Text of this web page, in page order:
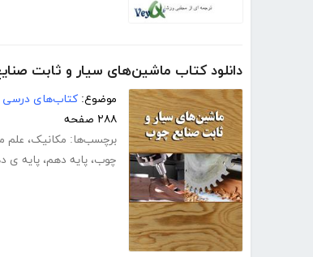
دانلود کتاب ماشین‌های سیار و ثابت
موضوع: کتاب‌های درسی
۲۸۸ صفحه
برچسب‌ها: مکانیک، علم
چوب، پایه دهم، پایه ی